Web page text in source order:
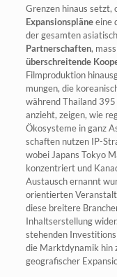
Gren­zen hin­aus setzt,
Expan­si­ons­plä­neeine
der gesam­ten
Part­ner­schaf­ten,
über­schrei­ten­de
Film­pro­duk­ti­on
mun­gen, die
wäh­rend Thai­land
anzieht, zei­gen, wie
Öko­sys­te­me in ganz
schaf­ten nut­zen IP-
wobei Japans Tokyo
kon­zen­triert und
Aus­tausch ernannt
ori­en­tier­ten
die­se brei­te­re
Inhalts­er­stel­lung
ste­hen­den
die Markt­dy­na­mik hin
geo­gra­fi­scher